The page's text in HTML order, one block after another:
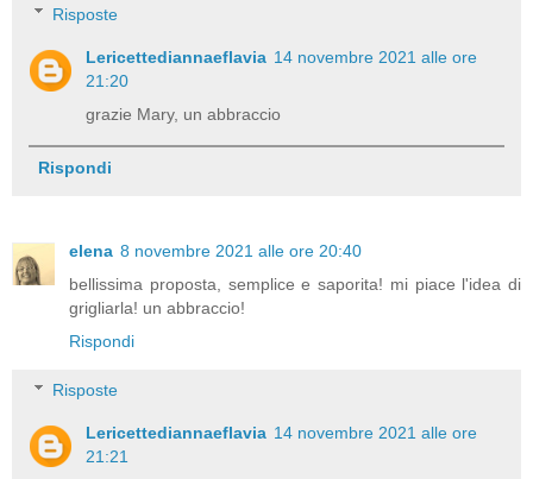
Risposte
Lericettediannaeflavia 14 novembre 2021 alle ore
21:20
grazie Mary, un abbraccio
Rispondi
elena 8 novembre 2021 alle ore 20:40
bellissima proposta, semplice e saporita! mi piace l'idea di
grigliarla! un abbraccio!
Rispondi
Risposte
Lericettediannaeflavia 14 novembre 2021 alle ore
21:21